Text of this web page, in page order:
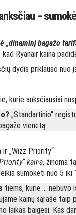
–
„dinaminį bagažo
Ryanair kaina
dydis priklauso nuo
kurie anksčiausiai
„Standartinio“
vienetą.
ir „Wizz Priority“
kaina, žinoma
sumokėti nuo 5 iki
tiems, kurie … nebuvo
kainų sąraše taip
laikas baigėsi. Kas